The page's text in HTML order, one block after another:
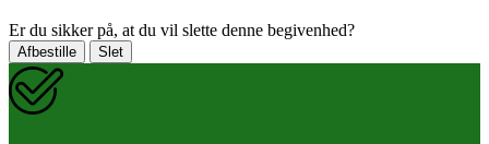
Er du sikker på, at du vil slette denne begivenhed?
Afbestille Slet